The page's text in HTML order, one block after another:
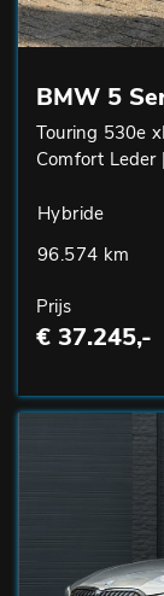
BMW 5
Touring 530e
Comfort Leder
Hybride
96.574 km
Prijs
€ 37.245,-